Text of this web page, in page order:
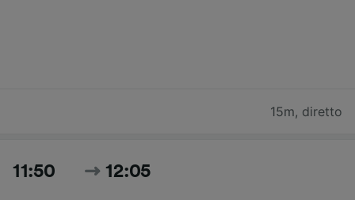
15m, diretto
11:50 12:05